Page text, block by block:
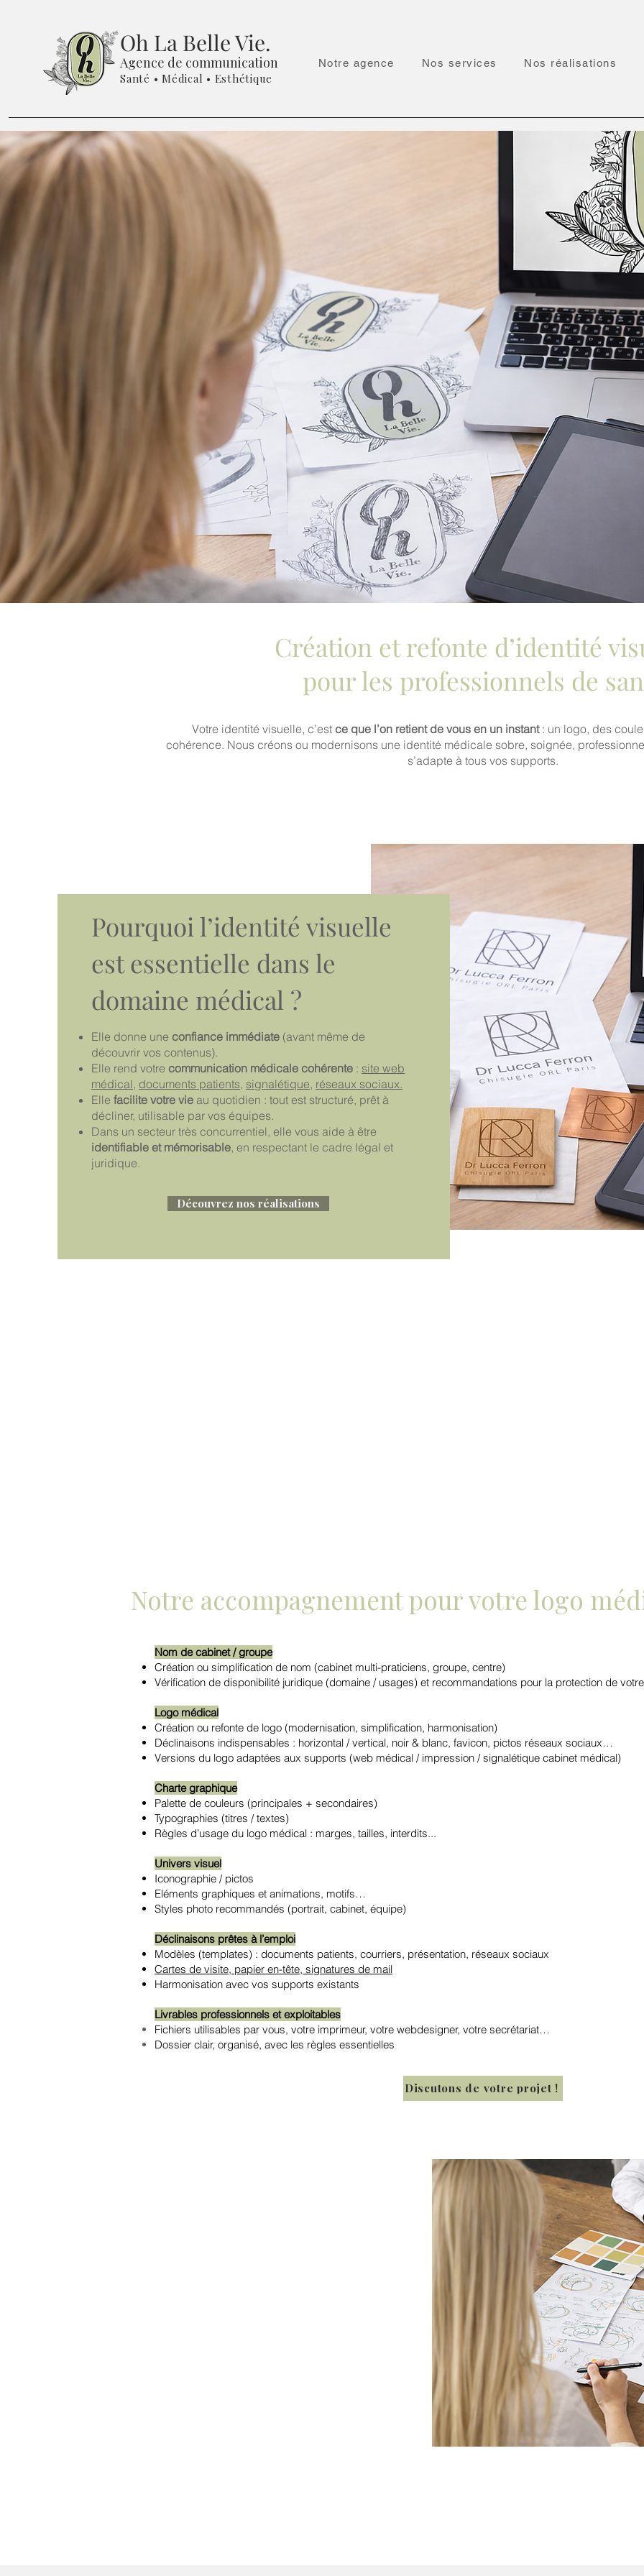
Oh La Belle Vie.
Agence de communication
Santé • Médical • Esthétique
Notre agence Nos services Nos réalisations
Création et refonte d’identité
pour les professionnels de
Votre identité visuelle, c’est ce que l’on retient de vous en un instant: un logo, des
cohérence. Nous créons ou modernisons une identité médicale sobre, soignée,
s’adapte à tous vos supports.
Pourquoi l’identité visuelle
est essentielle dans le
domaine médical ?
Elle donne uneconfiance immédiate (avant même de
découvrir vos contenus).
Elle rend votrecommunication médicale cohérente : site web
médical, documents patients, signalétique, réseaux sociaux.
Ellefacilite votre vie au quotidien : tout est structuré, prêt à
décliner, utilisable par vos équipes.
Dans un secteur très concurrentiel, elle vous aide à être
identifiable et mémorisable, en respectant le cadre légal et
juridique.
Découvrez nos réalisations
Notre accompagnement pour votre logo
Nom de cabinet / groupe
Création ou simplification de nom (cabinet multi-praticiens, groupe, centre)
Vérification de disponibilité juridique (domaine / usages) et recommandations pour la protection de
Logo médical
Création ou refonte de logo (modernisation, simplification, harmonisation)
Déclinaisons indispensables : horizontal / vertical, noir & blanc, favicon, pictos réseaux sociaux…
Versions du logo adaptées aux supports (web médical / impression / signalétique cabinet médical)
Charte graphique
Palette de couleurs (principales + secondaires)
Typographies (titres / textes)
Règles d’usage du logo médical : marges, tailles, interdits...
Univers visuel
Iconographie / pictos
Eléments graphiques et animations, motifs…
Styles photo recommandés (portrait, cabinet, équipe)
Déclinaisons prêtes à l’emploi
Modèles (templates) : documents patients, courriers, présentation, réseaux sociaux
Cartes de visite, papier en-tête, signatures de mail
Harmonisation avec vos supports existants
Livrables professionnels et exploitables
Fichiers utilisables par vous, votre imprimeur, votre webdesigner, votre secrétariat…
Dossier clair, organisé, avec les règles essentielles
Discutons de votre projet !